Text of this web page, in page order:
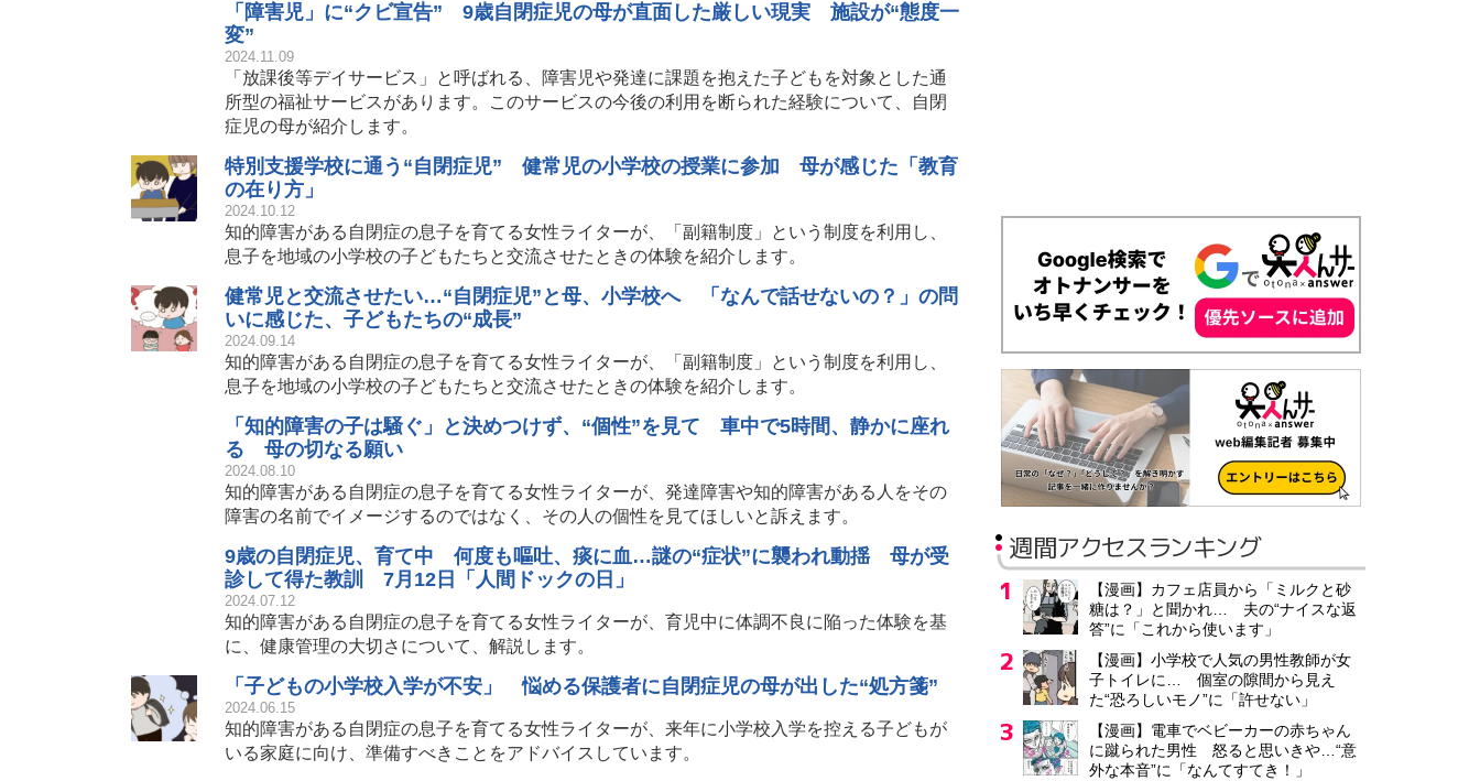
「障害児」に“クビ宣告” 9歳自閉症児の母が直面した厳しい現実 施設が“態度一
変”
2024.11.09
「放課後等デイサービス」と呼ばれる、障害児や発達に課題を抱えた子どもを対象とした通
所型の福祉サービスがあります。このサービスの今後の利用を断られた経験について、自閉
症児の母が紹介します。
特別支援学校に通う“自閉症児” 健常児の小学校の授業に参加 母が感じた「教育
の在り方」
2024.10.12
知的障害がある自閉症の息子を育てる女性ライターが、「副籍制度」という制度を利用し、
息子を地域の小学校の子どもたちと交流させたときの体験を紹介します。
健常児と交流させたい…“自閉症児”と母、小学校へ 「なんで話せないの？」の問
いに感じた、子どもたちの“成長”
2024.09.14
知的障害がある自閉症の息子を育てる女性ライターが、「副籍制度」という制度を利用し、
息子を地域の小学校の子どもたちと交流させたときの体験を紹介します。
「知的障害の子は騒ぐ」と決めつけず、“個性”を見て 車中で5時間、静かに座れ
る 母の切なる願い
2024.08.10
知的障害がある自閉症の息子を育てる女性ライターが、発達障害や知的障害がある人をその
障害の名前でイメージするのではなく、その人の個性を見てほしいと訴えます。
9歳の自閉症児、育て中 何度も嘔吐、痰に血…謎の“症状”に襲われ動揺 母が受
診して得た教訓 7月12日「人間ドックの日」
2024.07.12
知的障害がある自閉症の息子を育てる女性ライターが、育児中に体調不良に陥った体験を基
に、健康管理の大切さについて、解説します。
「子どもの小学校入学が不安」 悩める保護者に自閉症児の母が出した“処方箋”
2024.06.15
知的障害がある自閉症の息子を育てる女性ライターが、来年に小学校入学を控える子どもが
いる家庭に向け、準備すべきことをアドバイスしています。
週間アクセスランキング
【漫画】カフェ店員から「ミルクと砂
糖は？」と聞かれ… 夫の“ナイスな返
答”に「これから使います」
【漫画】小学校で人気の男性教師が女
子トイレに… 個室の隙間から見え
た“恐ろしいモノ”に「許せない」
【漫画】電車でベビーカーの赤ちゃん
に蹴られた男性 怒ると思いきや…“意
外な本音”に「なんてすてき！」